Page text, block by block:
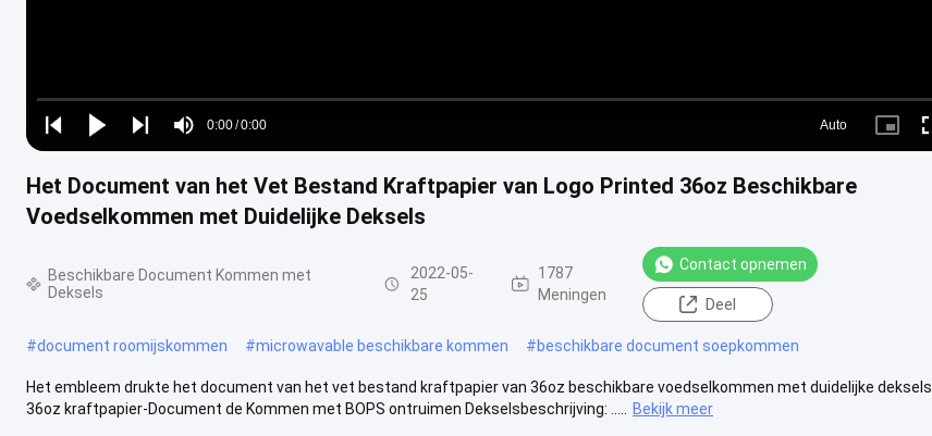
Play
Play
Play
Mute
Time
0:00/0:00
Loaded:
0%
Auto
Picture-
Het Document van het Vet Bestand Kraftpapier van Logo Printed 36oz Beschikbare
Voedselkommen met Duidelijke Deksels
Beschikbare Document Kommen met
Deksels
2022-05-
25
1787
Meningen
Contact opnemen
Deel
#document roomijskommen #microwavable beschikbare kommen #beschikbare document soepkommen
Het embleem drukte het document van het vet bestand kraftpapier van 36oz beschikbare voedselkommen met duidelijke deksels
36oz kraftpapier-Document de Kommen met BOPS ontruimen Dekselsbeschrijving: .....
Bekijk meer